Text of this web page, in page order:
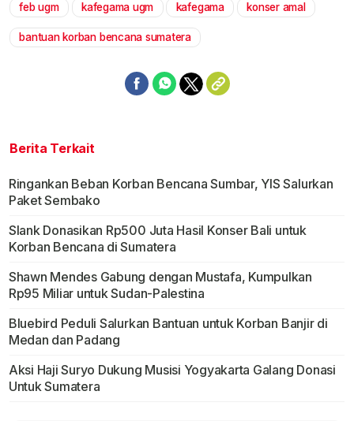
Mute
feb ugm kafegama ugm kafegama konser amal
bantuan korban bencana sumatera
Berita Terkait
Ringankan Beban Korban Bencana Sumbar, YIS Salurkan
Paket Sembako
Slank Donasikan Rp500 Juta Hasil Konser Bali untuk
Korban Bencana di Sumatera
Shawn Mendes Gabung dengan Mustafa, Kumpulkan
Rp95 Miliar untuk Sudan-Palestina
Bluebird Peduli Salurkan Bantuan untuk Korban Banjir di
Medan dan Padang
Aksi Haji Suryo Dukung Musisi Yogyakarta Galang Donasi
Untuk Sumatera